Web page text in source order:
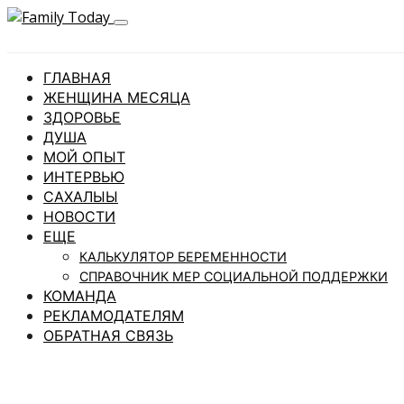
ГЛАВНАЯ
ЖЕНЩИНА МЕСЯЦА
ЗДОРОВЬЕ
ДУША
МОЙ ОПЫТ
ИНТЕРВЬЮ
САХАЛЫЫ
НОВОСТИ
ЕЩЕ
КАЛЬКУЛЯТОР БЕРЕМЕННОСТИ
СПРАВОЧНИК МЕР СОЦИАЛЬНОЙ ПОДДЕРЖКИ
КОМАНДА
РЕКЛАМОДАТЕЛЯМ
ОБРАТНАЯ СВЯЗЬ